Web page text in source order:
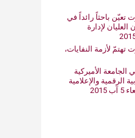
تعيّن باحثاً رائداً في
العليان لإدارة
تهتمّ لأزمة النفايات،
الجامعة الأميركية
الرقمية والإعلامية